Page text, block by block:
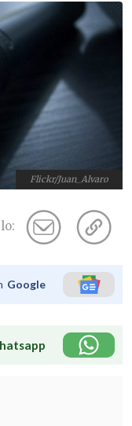
Flickr/Juan_Alvaro
Google